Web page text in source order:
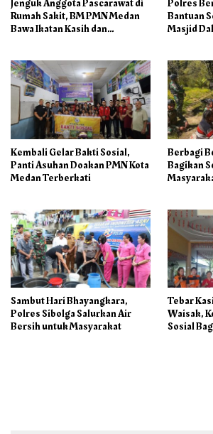
Jenguk Anggota Pascarawat di
Rumah Sakit, BM PMN Medan
Bawa Ikatan Kasih dan
Polres
Bantuan
Masjid
Kembali Gelar Bakti Sosial,
Panti Asuhan Doakan PMN Kota
Medan Terberkati
Berbagi
Bagikan
Sambut Hari Bhayangkara,
Polres Sibolga Salurkan Air
Bersih untuk Masyarakat
Tebar
Waisak,
Sosial